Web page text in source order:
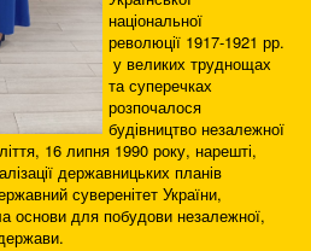
національної
революції 1917-1921 рр.
у великих труднощах
та суперечках
розпочалося
будівництво незалежної
16 липня 1990 року, нарешті,
державницьких планів
суверенітет України,
основи для побудови незалежної,